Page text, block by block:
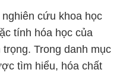
cứu khoa học
tính hóa học của
Trong danh mục
tìm hiểu, hóa chất